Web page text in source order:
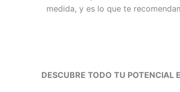
medida, y es lo que te
DESCUBRE TODO TU POTENCIAL